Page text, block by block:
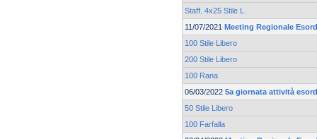
Staff. 4x25 Stile L.
11/07/2021 Meeting Regionale
100 Stile Libero
200 Stile Libero
100 Rana
06/03/2022 5a giornata attività
50 Stile Libero
100 Farfalla